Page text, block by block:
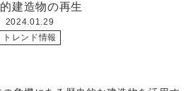
建造物の再生
2024.01.29
トレンド情報